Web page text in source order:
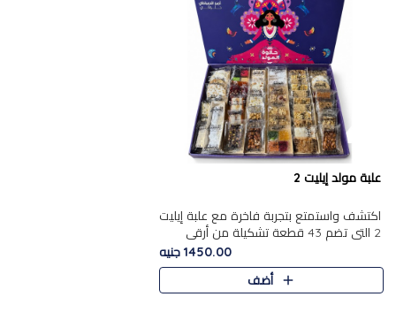
علبة مولد إيليت 2
اكتشف واستمتع بتجربة فاخرة مع علبة إيليت
2 التي تضم 43 قطعة تشكيلة من أرقى
حلويات المولد الشرقية المصرية الأصيلة
,معروضة بشكل جميل في علبة أ..
1450.00 جنيه
أضف